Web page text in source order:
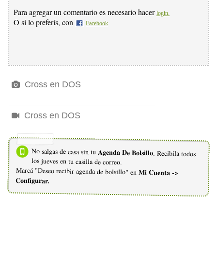
Para agregar un comentario es necesario hacer login.
O si lo preferís, con Facebook
Cross en DOS
Cross en DOS
No salgas de casa sin tu Agenda De Bolsillo. Recibila todos
los jueves en tu casilla de correo.
Marcá "Deseo recibir agenda de bolsillo" en Mi Cuenta ->
Configurar.